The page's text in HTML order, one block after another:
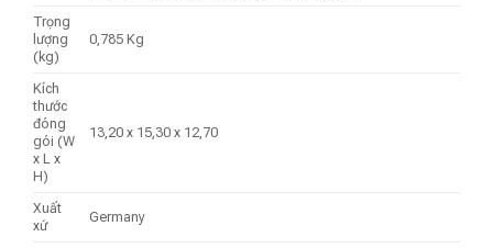
Trọng
lượng
(kg)
0,785 Kg
Kích
thước
đóng
gói (W
x L x
H)
13,20 x 15,30 x 12,70
Xuất
xứ
Germany